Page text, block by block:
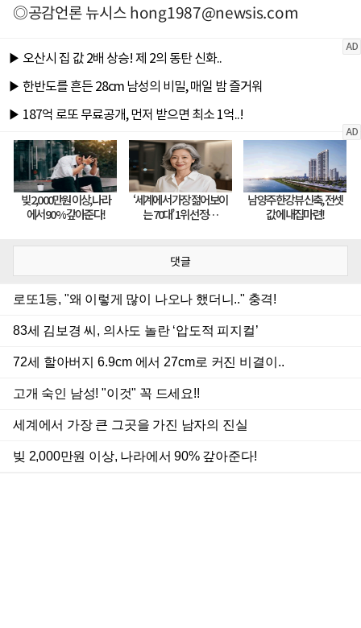
◎공감언론 뉴시스hong1987@newsis.com
댓글